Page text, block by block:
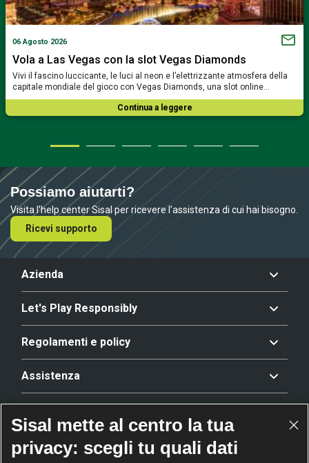
06 Agosto 2026
Vola a Las Vegas con la slot Vegas Diamonds
Vivi il fascino luccicante, le luci al neon e l’elettrizzante atmosfera della
capitale mondiale del gioco con Vegas Diamonds, una slot online…
Continua a leggere
Possiamo aiutarti?
Visita l’help center Sisal per ricevere l’assistenza di cui hai bisogno.
Ricevi supporto
Azienda
Let's Play Responsibly
Regolamenti e policy
Assistenza
Riconoscimenti
Sisal mette al centro la tua
privacy: scegli tu quali dati